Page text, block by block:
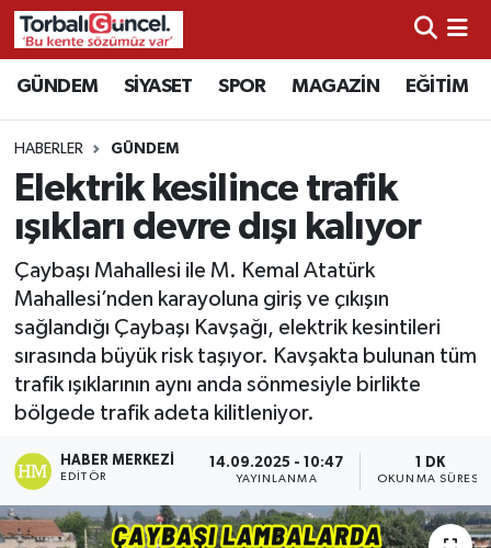
GÜNDEM SİYASET SPOR MAGAZİN EĞİTİM
HABERLER GÜNDEM
Elektrik kesilince trafik
ışıkları devre dışı kalıyor
Çaybaşı Mahallesi ile M. Kemal Atatürk
Mahallesi’nden karayoluna giriş ve çıkışın
sağlandığı Çaybaşı Kavşağı, elektrik kesintileri
sırasında büyük risk taşıyor. Kavşakta bulunan tüm
trafik ışıklarının aynı anda sönmesiyle birlikte
bölgede trafik adeta kilitleniyor.
HABER MERKEZI
EDITÖR
14.09.2025 - 10:47
YAYINLANMA
1 DK
OKUNMA SÜRESI
İzmir Nöbetçi Eczaneler
İzmir Hava Durumu
İzmir Namaz Vakitleri
İzmir Trafik Yoğunluk Haritası
Süper Lig Puan Durumu ve Fikstür
Tüm Manşetler
Son Dakika Haberleri
Haber Arşivi